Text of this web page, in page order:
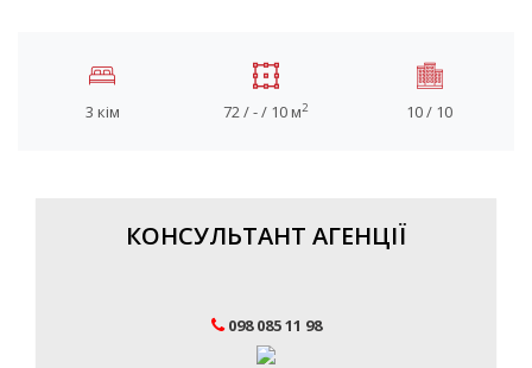
3 кім 72 / - / 10 м2 10 / 10
КОНСУЛЬТАНТ АГЕНЦІЇ
098 085 11 98